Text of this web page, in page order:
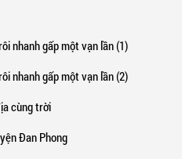
nhanh gấp một vạn lần (1)
nhanh gấp một vạn lần (2)
cùng trời
Đan Phong